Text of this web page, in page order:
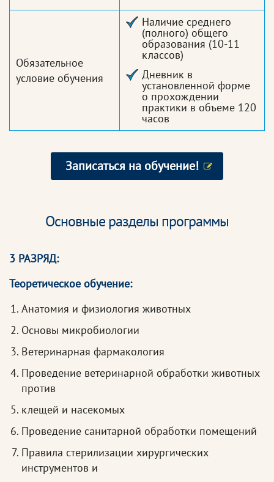
Обязательное
условие обучения
Наличие среднего
(полного) общего
образования (10-11
классов)
Дневник в
установленной форме
о прохождении
практики в объеме 120
часов
Записаться на обучение!
Основные разделы программы
3 РАЗРЯД:
Теоретическое обучение:
Анатомия и физиология животных
Основы микробиологии
Ветеринарная фармакология
Проведение ветеринарной обработки животных
против
клещей и насекомых
Проведение санитарной обработки помещений
Правила стерилизации хирургических
инструментов и